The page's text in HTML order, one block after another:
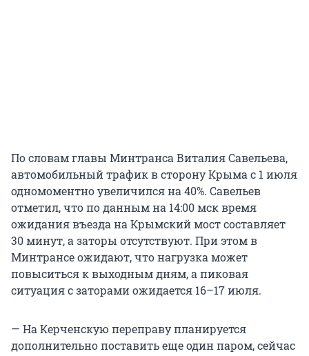
По словам главы Минтранса Виталия Савельева,
автомобильный трафик в сторону Крыма с 1 июля
одномоментно увеличился на 40%. Савельев
отметил, что по данным на 14:00 мск время
ожидания въезда на Крымский мост составляет
30 минут, а заторы отсутствуют. При этом в
Минтрансе ожидают, что нагрузка может
повыситься к выходным дням, а пиковая
ситуация с заторами ожидается 16–17 июля.
— На Керченскую переправу планируется
дополнительно поставить еще один паром, сейчас